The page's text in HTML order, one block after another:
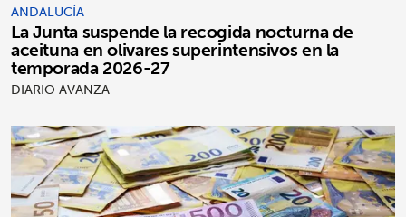
ANDALUCÍA
La Junta suspende la recogida nocturna de
aceituna en olivares superintensivos en la
temporada 2026-27
DIARIO AVANZA